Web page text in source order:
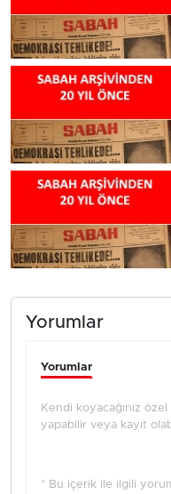
Yorumlar
Yorumlar
Kendi koyacağınız
yapabilir veya kayıt
* Bu içerik ile ilgili